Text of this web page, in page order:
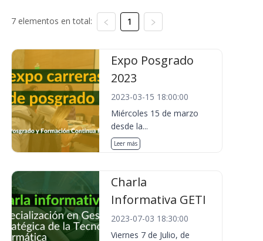
7 elementos en total: 1
Expo Posgrado
2023
2023-03-15 18:00:00
Miércoles 15 de marzo
desde la...
Leer más
Charla
Informativa GETI
2023-07-03 18:30:00
Viernes 7 de Julio, de